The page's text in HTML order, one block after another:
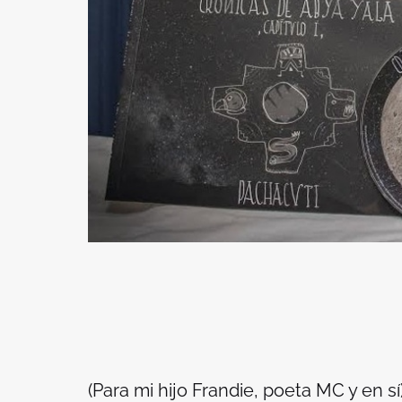
(Para mi hijo Frandie, poeta MC y en